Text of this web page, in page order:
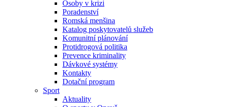
Osoby v krizi
Poradenství
Romská menšina
Katalog poskytovatelů služeb
Komunitní plánování
Protidrogová politika
Prevence kriminality
Dávkové systémy
Kontakty
Dotační program
Sport
Aktuality